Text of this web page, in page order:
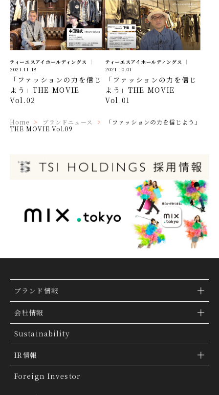
ティーエスアイホールディングス
2021.11.18
「ファッションの力を信じ
よう」THE MOVIE
Vol.02
ティーエスアイホールディングス
2021.10.01
「ファッションの力を信じ
よう」THE MOVIE
Vol.01
Home ブランドニュース
「ファッションの力を信じよう」
THE MOVIE Vol.09
ブランド情報
ブランド検索
ブランドトピックス
「ファッションの力を信じよう」
THE MOVIE
会社情報
TSI トピックス
会社概要
会社沿革
Sustainability
IR情報
IR情報
Foreign Investor